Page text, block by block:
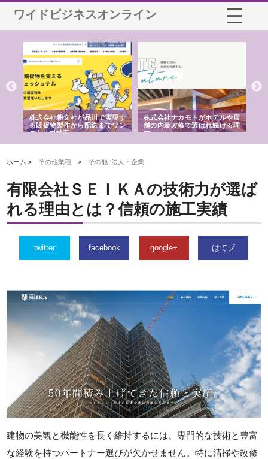
ワイドビジネスオンライン
株式会社耕文社が品川で実現す
る販促物製作から配送までワン
ストップ対応
株式会社ナカモトがホテルや店
舗の内装改修で選ばれ続ける理
由
ホーム > その他業種 > その他_法人・企業
有限会社ＳＥＩＫＡの技術力が選ば
れる理由とは？信頼の施工実績
twitter facebook google+ はてブ
建物の美観と機能性を長く維持するには、専門的な技術と豊富
な経験を持つパートナー選びが欠かせません。特に清掃や改修